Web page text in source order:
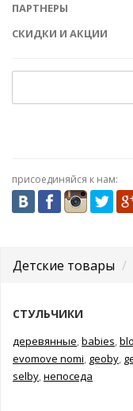
ПАРТНЕРЫ
СКИДКИ И АКЦИИ
присоединяйся к нам:
Детские товары
СТУЛЬЧИКИ
деревянные,babies,
evomove nomi, geoby,
selby,непоседа